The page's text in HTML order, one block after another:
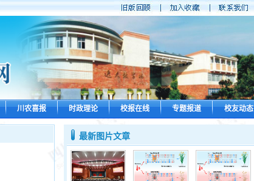
川农喜报 时政理论 校报在线 专题报道 校友动态
最新图片文章